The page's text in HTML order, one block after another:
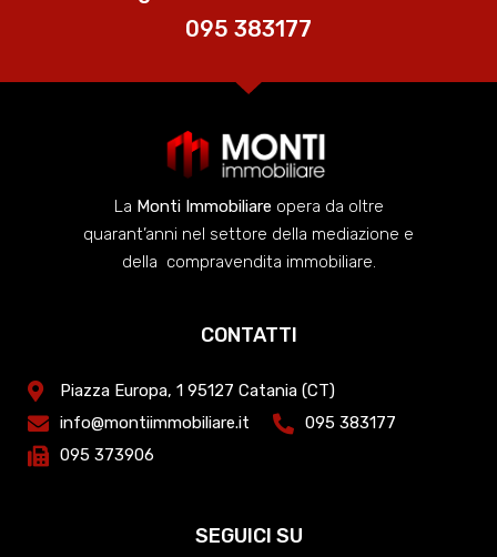
095 383177
La Monti Immobiliare opera da oltre
quarant’anni nel settore della mediazione e
della compravendita immobiliare.
CONTATTI
Piazza Europa, 1 95127 Catania (CT)
info@montiimmobiliare.it
095 383177
095 373906
SEGUICI SU